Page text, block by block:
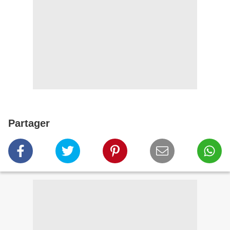
Partager